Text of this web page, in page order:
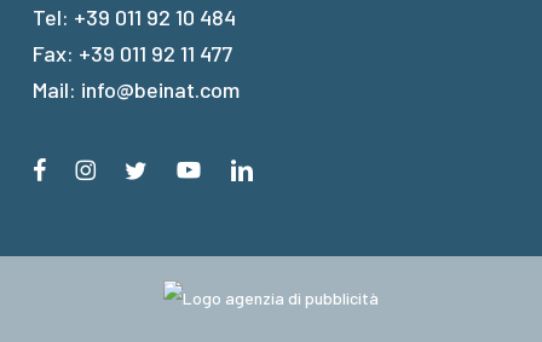
Tel: +39 011 92 10 484
Fax: +39 011 92 11 477
Mail: info@beinat.com